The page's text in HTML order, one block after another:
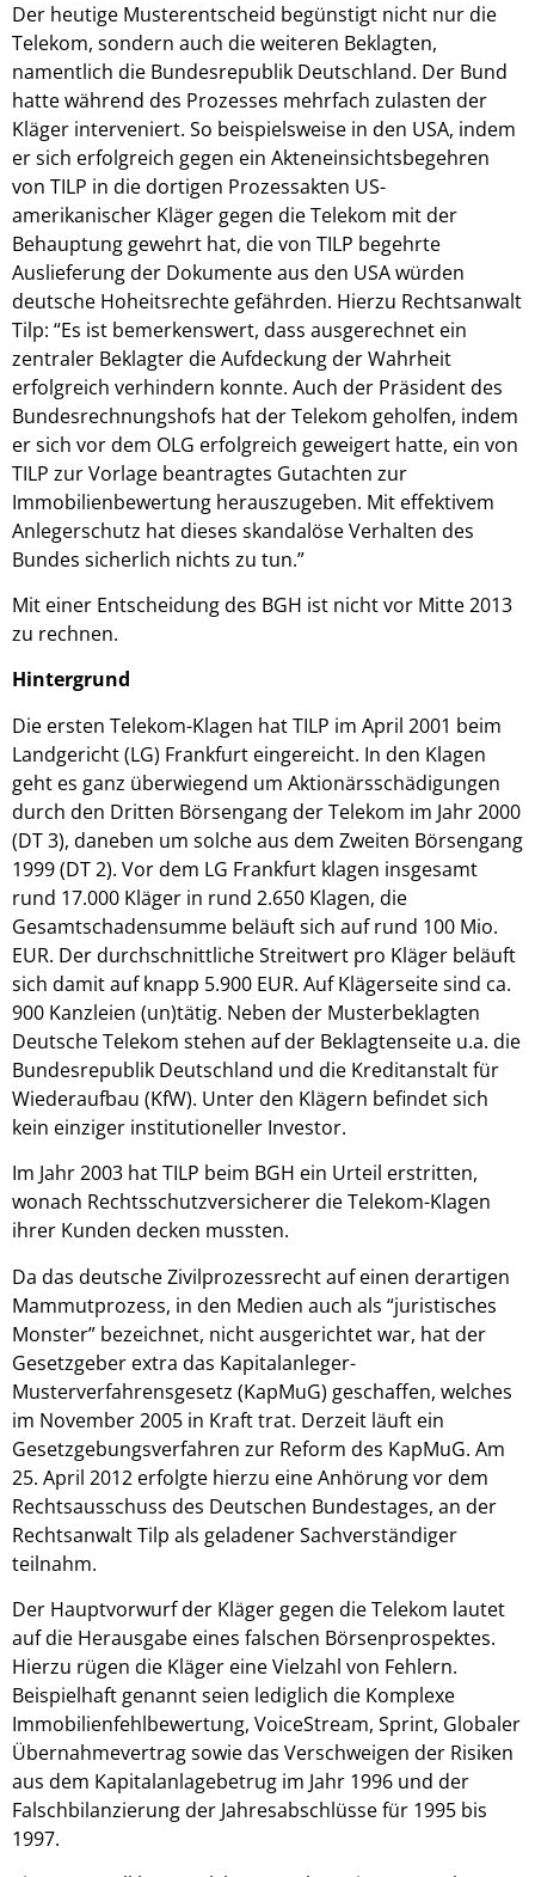
Der heutige Musterentscheid begünstigt nicht nur die
Telekom, sondern auch die weiteren Beklagten,
namentlich die Bundesrepublik Deutschland. Der Bund
hatte während des Prozesses mehrfach zulasten der
Kläger interveniert. So beispielsweise in den USA, indem
er sich erfolgreich gegen ein Akteneinsichtsbegehren
von TILP in die dortigen Prozessakten US-
amerikanischer Kläger gegen die Telekom mit der
Behauptung gewehrt hat, die von TILP begehrte
Auslieferung der Dokumente aus den USA würden
deutsche Hoheitsrechte gefährden. Hierzu Rechtsanwalt
Tilp: “Es ist bemerkenswert, dass ausgerechnet ein
zentraler Beklagter die Aufdeckung der Wahrheit
erfolgreich verhindern konnte. Auch der Präsident des
Bundesrechnungshofs hat der Telekom geholfen, indem
er sich vor dem OLG erfolgreich geweigert hatte, ein von
TILP zur Vorlage beantragtes Gutachten zur
Immobilienbewertung herauszugeben. Mit effektivem
Anlegerschutz hat dieses skandalöse Verhalten des
Bundes sicherlich nichts zu tun.”
Mit einer Entscheidung des BGH ist nicht vor Mitte 2013
zu rechnen.
Hintergrund
Die ersten Telekom-Klagen hat TILP im April 2001 beim
Landgericht (LG) Frankfurt eingereicht. In den Klagen
geht es ganz überwiegend um Aktionärsschädigungen
durch den Dritten Börsengang der Telekom im Jahr 2000
(DT 3), daneben um solche aus dem Zweiten Börsengang
1999 (DT 2). Vor dem LG Frankfurt klagen insgesamt
rund 17.000 Kläger in rund 2.650 Klagen, die
Gesamtschadensumme beläuft sich auf rund 100 Mio.
EUR. Der durchschnittliche Streitwert pro Kläger beläuft
sich damit auf knapp 5.900 EUR. Auf Klägerseite sind ca.
900 Kanzleien (un)tätig. Neben der Musterbeklagten
Deutsche Telekom stehen auf der Beklagtenseite u.a. die
Bundesrepublik Deutschland und die Kreditanstalt für
Wiederaufbau (KfW). Unter den Klägern befindet sich
kein einziger institutioneller Investor.
Im Jahr 2003 hat TILP beim BGH ein Urteil erstritten,
wonach Rechtsschutzversicherer die Telekom-Klagen
ihrer Kunden decken mussten.
Da das deutsche Zivilprozessrecht auf einen derartigen
Mammutprozess, in den Medien auch als “juristisches
Monster” bezeichnet, nicht ausgerichtet war, hat der
Gesetzgeber extra das Kapitalanleger-
Musterverfahrensgesetz (KapMuG) geschaffen, welches
im November 2005 in Kraft trat. Derzeit läuft ein
Gesetzgebungsverfahren zur Reform des KapMuG. Am
25. April 2012 erfolgte hierzu eine Anhörung vor dem
Rechtsausschuss des Deutschen Bundestages, an der
Rechtsanwalt Tilp als geladener Sachverständiger
teilnahm.
Der Hauptvorwurf der Kläger gegen die Telekom lautet
auf die Herausgabe eines falschen Börsenprospektes.
Hierzu rügen die Kläger eine Vielzahl von Fehlern.
Beispielhaft genannt seien lediglich die Komplexe
Immobilienfehlbewertung, VoiceStream, Sprint, Globaler
Übernahmevertrag sowie das Verschweigen der Risiken
aus dem Kapitalanlagebetrug im Jahr 1996 und der
Falschbilanzierung der Jahresabschlüsse für 1995 bis
1997.